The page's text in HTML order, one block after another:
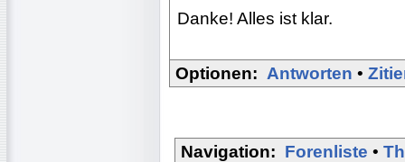
Danke! Alles ist klar.
Optionen: Antworten •
Navigation: Forenliste •